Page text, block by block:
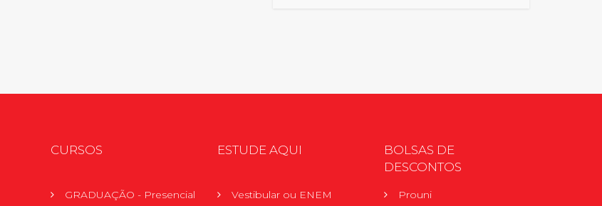
CURSOS
GRADUAÇÃO - Presencial
ESTUDE AQUI
Vestibular ou ENEM
BOLSAS DE
DESCONTOS
Prouni